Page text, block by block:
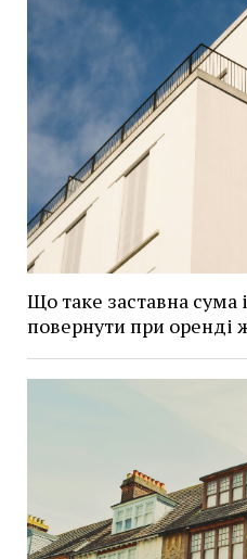
Що таке заставна сума
повернути при оренді